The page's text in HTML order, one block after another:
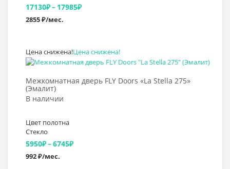
17130₽– 17985₽Диапазон
–
17985₽
2855 ₽/мес.
Цена снижена!Цена снижена!
Межкомнатная дверь FLY Doors «La Stella 275»
(Эмалит)
В наличии
Цвет полотна
Стекло
5950₽–6745₽Диапазон
992 ₽/мес.
Выбрать >